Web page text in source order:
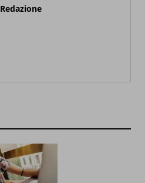
Redazione